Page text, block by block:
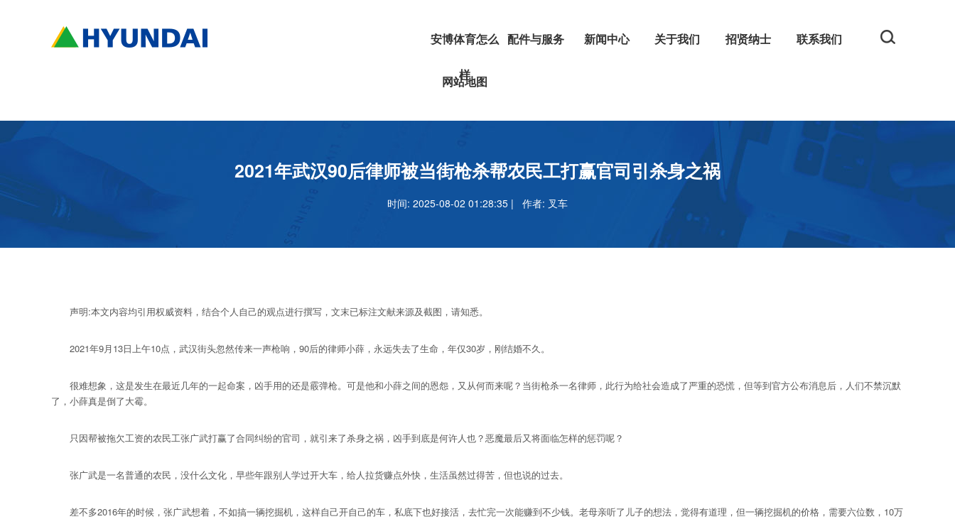
安博体育怎么
样
挖掘机
配件与服务 新闻中心
安博足球官网
关于我们 招贤纳士 联系我们
网站地图
2021年武汉90后律师被当街枪杀帮农民工打赢官司引杀身之祸
时间: 2025-08-02 01:28:35 | 作者: 叉车
声明:本文内容均引用权威资料，结合个人自己的观点进行撰写，文末已标注文献来源及截图，请知悉。
2021年9月13日上午10点，武汉街头忽然传来一声枪响，90后的律师小薛，永远失去了生命，年仅30岁，刚结婚不久。
很难想象，这是发生在最近几年的一起命案，凶手用的还是霰弹枪。可是他和小薛之间的恩怨，又从何而来呢？当街枪杀一名律师，此行为给社会造成了严重的恐慌，但等到官方公布消息后，人们不禁沉默
了，小薛真是倒了大霉。
只因帮被拖欠工资的农民工张广武打赢了合同纠纷的官司，就引来了杀身之祸，凶手到底是何许人也？恶魔最后又将面临怎样的惩罚呢？
张广武是一名普通的农民，没什么文化，早些年跟别人学过开大车，给人拉货赚点外快，生活虽然过得苦，但也说的过去。
差不多2016年的时候，张广武想着，不如搞一辆挖掘机，这样自己开自己的车，私底下也好接活，去忙完一次能赚到不少钱。老母亲听了儿子的想法，觉得有道理，但一辆挖掘机的价格，需要六位数，10万